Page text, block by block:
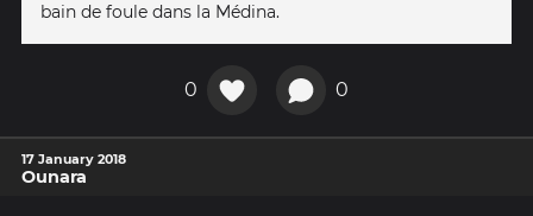
bain de foule dans la Médina.
0 0
17 January 2018
Ounara